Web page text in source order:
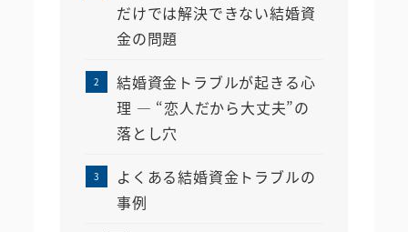
だけでは解決できない結婚資
金の問題
結婚資金トラブルが起きる心
理 ― “恋人だから大丈夫”の
落とし穴
よくある結婚資金トラブルの
事例